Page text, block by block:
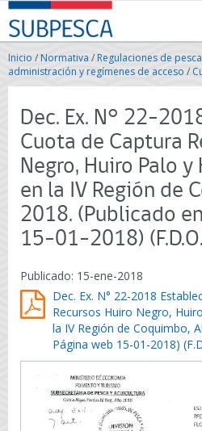
Contenido
principal
SUBPESCA
-
Subsecretaría
de
Pesca
Acuicultura
Gobierno
de
Inicio /Normativa / Regulaciones de
administración y regímenes de acceso /
Dec. Ex. N° 22-
Cuota de Captura
Negro, Huiro Palo
en la IV Región de
2018. (Publicado
15-01-2018)
Publicado: 15-ene-2018
Dec. Ex. N° 22-2018
Recursos Huiro Negro,
la IV Región de Coquimbo,
Página web 15-01-2018)